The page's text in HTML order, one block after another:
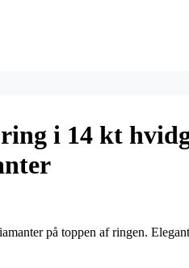
i 14 kt
på toppen af ringen.